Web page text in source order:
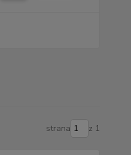
strana z 1